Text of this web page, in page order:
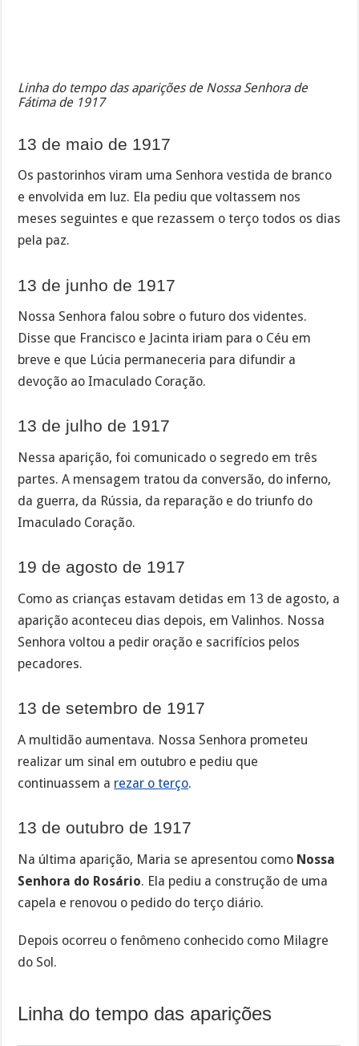
Linha do tempo das aparições de Nossa Senhora de
Fátima de 1917
13 de maio de 1917
Os pastorinhos viram uma Senhora vestida de branco
e envolvida em luz. Ela pediu que voltassem nos
meses seguintes e que rezassem o terço todos os dias
pela paz.
13 de junho de 1917
Nossa Senhora falou sobre o futuro dos videntes.
Disse que Francisco e Jacinta iriam para o Céu em
breve e que Lúcia permaneceria para difundir a
devoção ao Imaculado Coração.
13 de julho de 1917
Nessa aparição, foi comunicado o segredo em três
partes. A mensagem tratou da conversão, do inferno,
da guerra, da Rússia, da reparação e do triunfo do
Imaculado Coração.
19 de agosto de 1917
Como as crianças estavam detidas em 13 de agosto, a
aparição aconteceu dias depois, em Valinhos. Nossa
Senhora voltou a pedir oração e sacrifícios pelos
pecadores.
13 de setembro de 1917
A multidão aumentava. Nossa Senhora prometeu
realizar um sinal em outubro e pediu que
continuassem a rezar o terço.
13 de outubro de 1917
Na última aparição, Maria se apresentou como Nossa
Senhora do Rosário. Ela pediu a construção de uma
capela e renovou o pedido do terço diário.
Depois ocorreu o fenômeno conhecido como Milagre
do Sol.
Linha do tempo das aparições